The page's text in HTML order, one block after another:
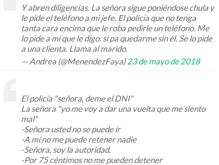
Y abren diligencias. La señora sigue poniéndose chula y
le pide el teléfono a mi jefe. El policía que no tenga
tanta cara encima que le roba pedirle un teléfono. Me
lo pide a mí que le digo: si pa quedarme sin él. Se lo pide
a una clienta. Llama al marido.
— Andrea (@MenendezFaya)23 de mayo de 2018
El policía "señora, deme el DNI"
La señora "yo me voy a dar una vuelta que me siento
mal"
-Señora usted no se puede ir
-A mí no me puede retener nadie
-Señora, soy la autoridad.
-Por 75 céntimos no me pueden detener